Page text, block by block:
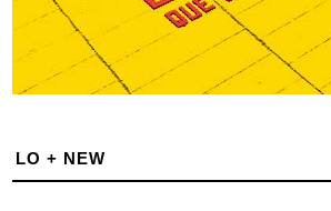
LO + NEW